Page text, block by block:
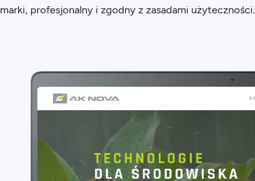
marki, profesjonalny i zgodny z zasadami użyteczności.